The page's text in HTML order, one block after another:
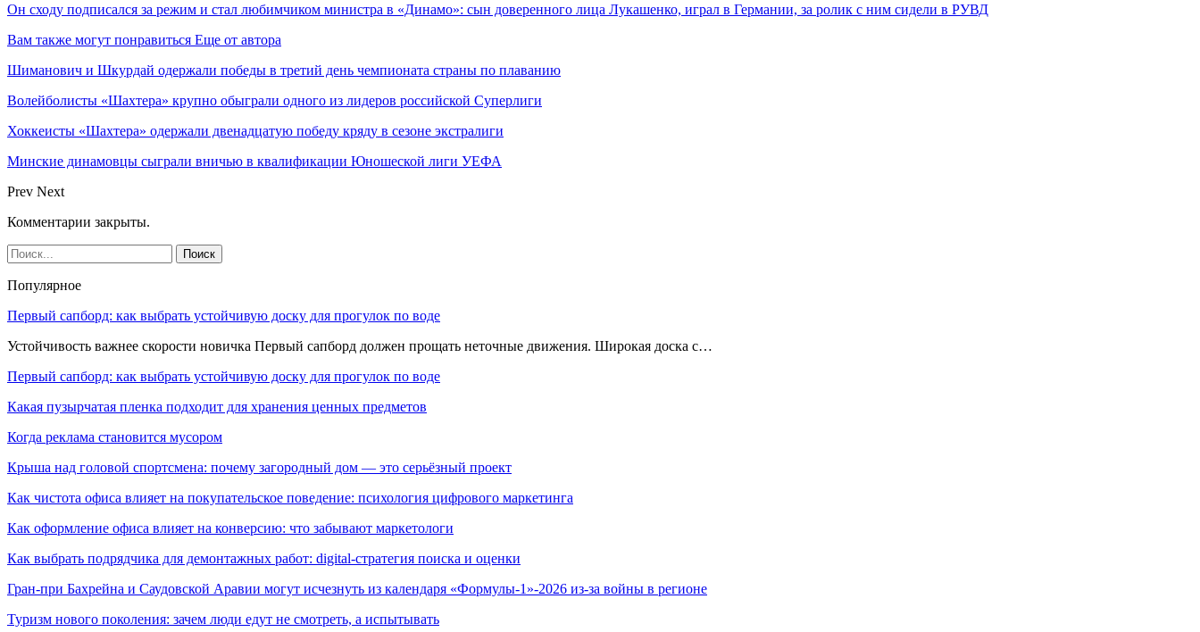
Он сходу подписался за режим и стал любимчиком министра в «Динамо»: сын доверенного лица Лукашенко, играл в Германии, за ролик с ним сидели в РУВД
Вам также могут понравиться Еще от автора
Шиманович и Шкурдай одержали победы в третий день чемпионата страны по плаванию
Волейболисты «Шахтера» крупно обыграли одного из лидеров российской Суперлиги
Хоккеисты «Шахтера» одержали двенадцатую победу кряду в сезоне экстралиги
Минские динамовцы сыграли вничью в квалификации Юношеской лиги УЕФА
Prev Next
Комментарии закрыты.
Популярное
Первый сапборд: как выбрать устойчивую доску для прогулок по воде
Устойчивость важнее скорости новичка Первый сапборд должен прощать неточные движения. Широкая доска с…
Первый сапборд: как выбрать устойчивую доску для прогулок по воде
Какая пузырчатая пленка подходит для хранения ценных предметов
Когда реклама становится мусором
Крыша над головой спортсмена: почему загородный дом — это серьёзный проект
Как чистота офиса влияет на покупательское поведение: психология цифрового маркетинга
Как оформление офиса влияет на конверсию: что забывают маркетологи
Как выбрать подрядчика для демонтажных работ: digital-стратегия поиска и оценки
Гран-при Бахрейна и Саудовской Аравии могут исчезнуть из календаря «Формулы-1»-2026 из-за войны в регионе
Туризм нового поколения: зачем люди едут не смотреть, а испытывать